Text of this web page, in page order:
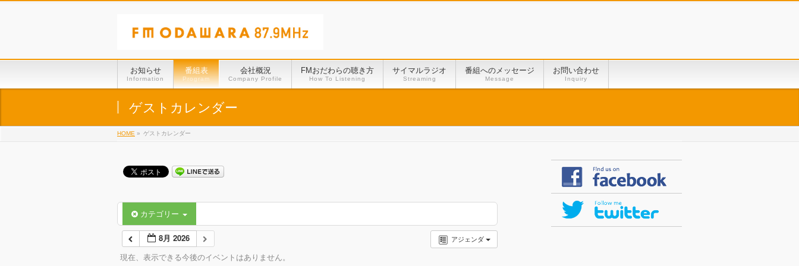
お知らせ
Information
番組表
Program
会社概況
Company Profile
FMおだわらの聴き方
How To Listening
サイマルラジオ
Streaming
番組へのメッセージ
Message
お問い合わせ
Inquiry
ゲストカレンダー
HOME » ゲストカレンダー
カテゴリー
アジェンダ
8月 2026
現在、表示できる今後のイベントはありません。